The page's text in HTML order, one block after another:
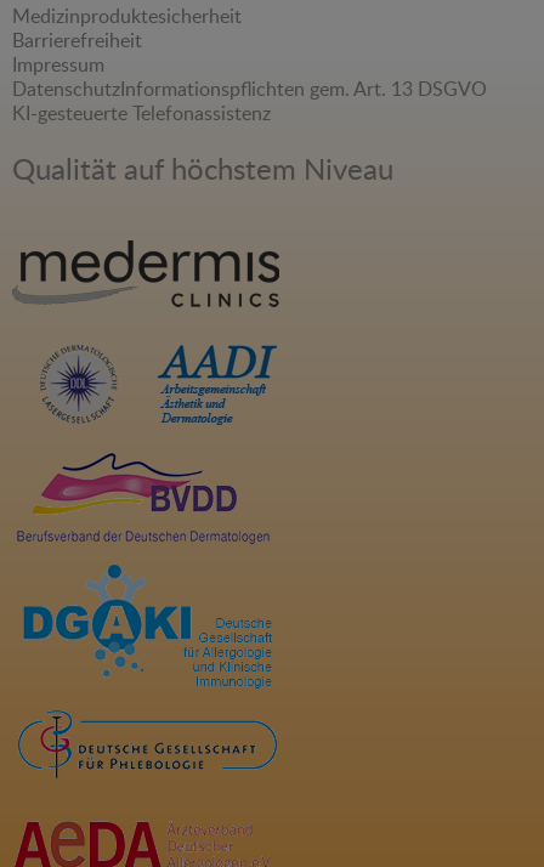
Medizinproduktesicherheit
Barrierefreiheit
Impressum
DatenschutzInformationspflichten gem. Art. 13 DSGVO
KI-gesteuerte Telefonassistenz
Qualität auf höchstem Niveau